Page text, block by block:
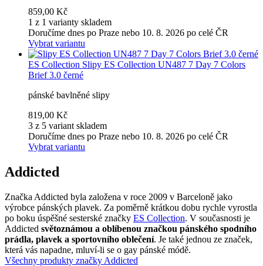
859,00 Kč
1 z 1 varianty skladem
Doručíme dnes po Praze nebo 10. 8. 2026 po celé ČR
Vybrat variantu
ES Collection Slipy ES Collection UN487 7 Day 7 Colors
Brief 3.0 černé
pánské bavlněné slipy
819,00 Kč
3 z 5 variant skladem
Doručíme dnes po Praze nebo 10. 8. 2026 po celé ČR
Vybrat variantu
Addicted
Značka Addicted byla založena v roce 2009 v Barceloně jako
výrobce pánských plavek. Za poměrně krátkou dobu rychle vyrostla
po boku úspěšné sesterské značky ES Collection. V současnosti je
Addicted světoznámou a oblíbenou značkou pánského spodního
prádla, plavek a sportovního oblečení. Je také jednou ze značek,
která vás napadne, mluví-li se o gay pánské módě.
Všechny produkty značky Addicted